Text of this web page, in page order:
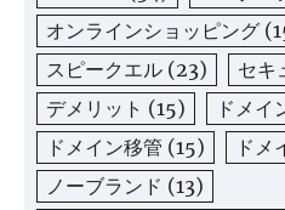
オンラインショッピング
スピークエル (23) セキ
デメリット (15) ドメイ
ドメイン移管 (15) ドメ
ノーブランド (13)